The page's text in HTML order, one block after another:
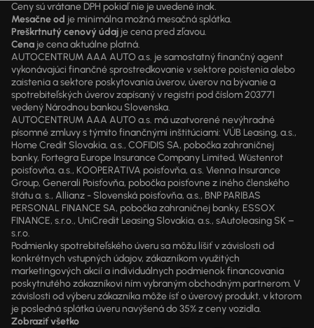
Ceny sú vrátane DPH pokiaľ nie je uvedené inak.
Mesačne od je minimálna možná mesačná splátka.
Preškrtnutý cenový údaj je cena pred zľavou.
Cena je cena aktuálne platná.
AUTOCENTRUM AAA AUTO a.s. je samostatný finančný agent
vykonávajúci finančné sprostredkovanie v sektore poistenia alebo
zaistenia a sektore poskytovania úverov, úverov na bývanie a
spotrebiteľských úverov zapísaný v registri pod číslom 203771
vedený Národnou bankou Slovenska.
AUTOCENTRUM AAA AUTO a.s. má uzatvorené nevýhradné
písomné zmluvy s týmito finančnými inštitúciami: VÚB Leasing, a.s.,
Home Credit Slovakia, a.s., COFIDIS SA, pobočka zahraničnej
banky, Fortegra Europe Insurance Company Limited, Wüstenrot
poisťovňa, a.s., KOOPERATIVA poisťovňa, a.s. Vienna Insurance
Group, Generali Poisťovňa, pobočka poisťovne z iného členského
štátu a. s., Allianz - Slovenská poisťovňa, a.s., BNP PARIBAS
PERSONAL FINANCE SA, pobočka zahraničnej banky, ESSOX
FINANCE, s.r.o., UniCredit Leasing Slovakia, a.s., sAutoleasing SK –
s.r.o.
Podmienky spotrebiteľského úveru sa môžu líšiť v závislosti od
konkrétnych vstupných údajov, zákazníkom využitých
marketingových akcií a individuálnych podmienok financovania
poskytnutého zákazníkovi ním vybraným obchodným partnerom. V
závislosti od výberu zákazníka môže ísť o úverový produkt, v ktorom
je posledná splátka úveru navýšená do 35% z ceny vozidla.
Zobraziť všetko